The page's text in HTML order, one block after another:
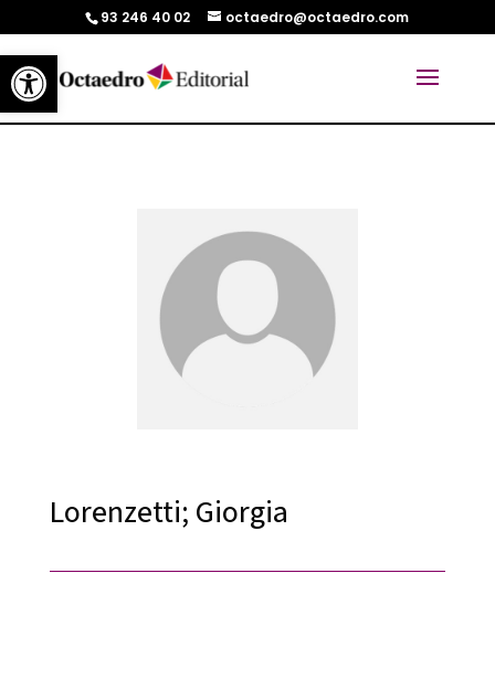
Abrir barra de herramientas
93 246 40 02 octaedro@octaedro.com
Lorenzetti; Giorgia